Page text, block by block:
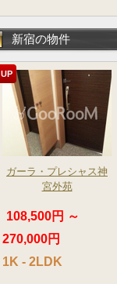
新宿の物件
UP
ガーラ・プレシャス神
宮外苑
108,500円 ～
270,000円
1K - 2LDK